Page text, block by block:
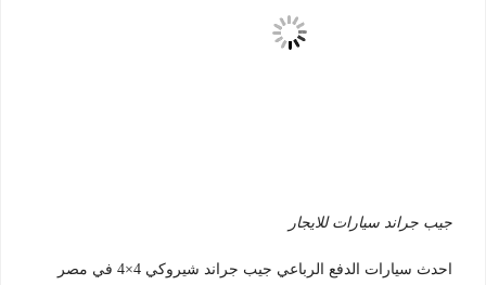
جيب جراند سيارات للايجار
احدث سيارات الدفع الرباعي جيب جراند شيروكي 4×4 في مصر